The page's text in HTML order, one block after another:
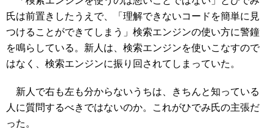
氏は前置きしたうえで、「理解できないコードを簡単に見
つけることができてしまう」検索エンジンの使い方に警鐘
を鳴らしている。新人は、検索エンジンを使いこなすので
はなく、検索エンジンに振り回されてしまっていた。
新人で右も左も分からないうちは、きちんと知っている
人に質問するべきではないのか。これがひでみ氏の主張だ
った。